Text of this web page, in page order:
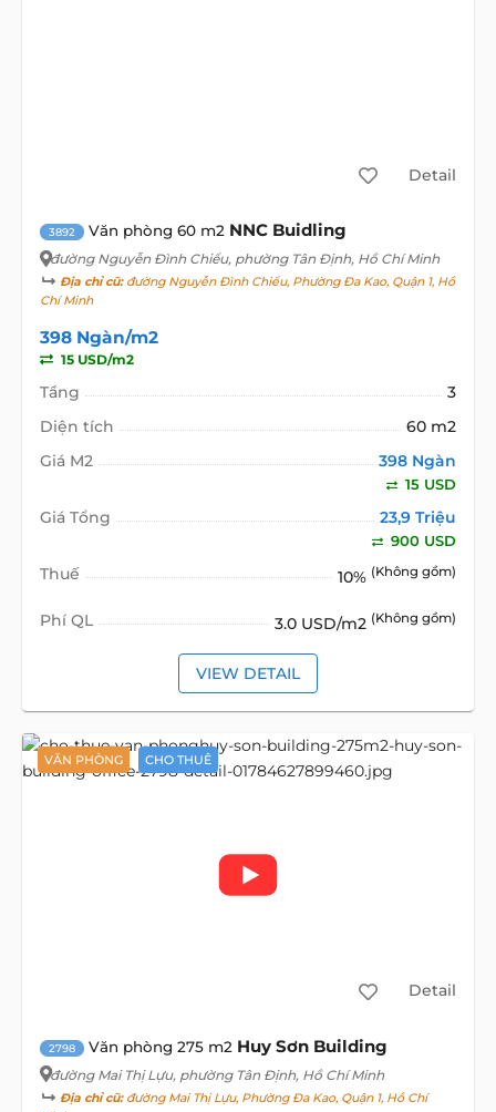
Detail
3892 Văn phòng 60 m2 NNC Buidling
đường Nguyễn Đình Chiểu, phường Tân Định, Hồ Chí Minh
Địa chỉ cũ:đường Nguyễn Đình Chiểu, Phường Đa Kao, Quận 1, Hồ
Chí Minh
398 Ngàn/m2
15 USD/m2
Tầng
3
Diện tích
60 m2
Giá M2
398 Ngàn
15 USD
Giá Tổng 23,9 Triệu
900 USD
Thuế 10% (Không gồm)
Phí QL 3.0 USD/m2 (Không gồm)
VIEW DETAIL
VĂN PHÒNG CHO THUÊ
Detail
2798 Văn phòng 275 m2 Huy Sơn Building
đường Mai Thị Lựu, phường Tân Định, Hồ Chí Minh
Địa chỉ cũ:đường Mai Thị Lựu, Phường Đa Kao, Quận 1, Hồ Chí